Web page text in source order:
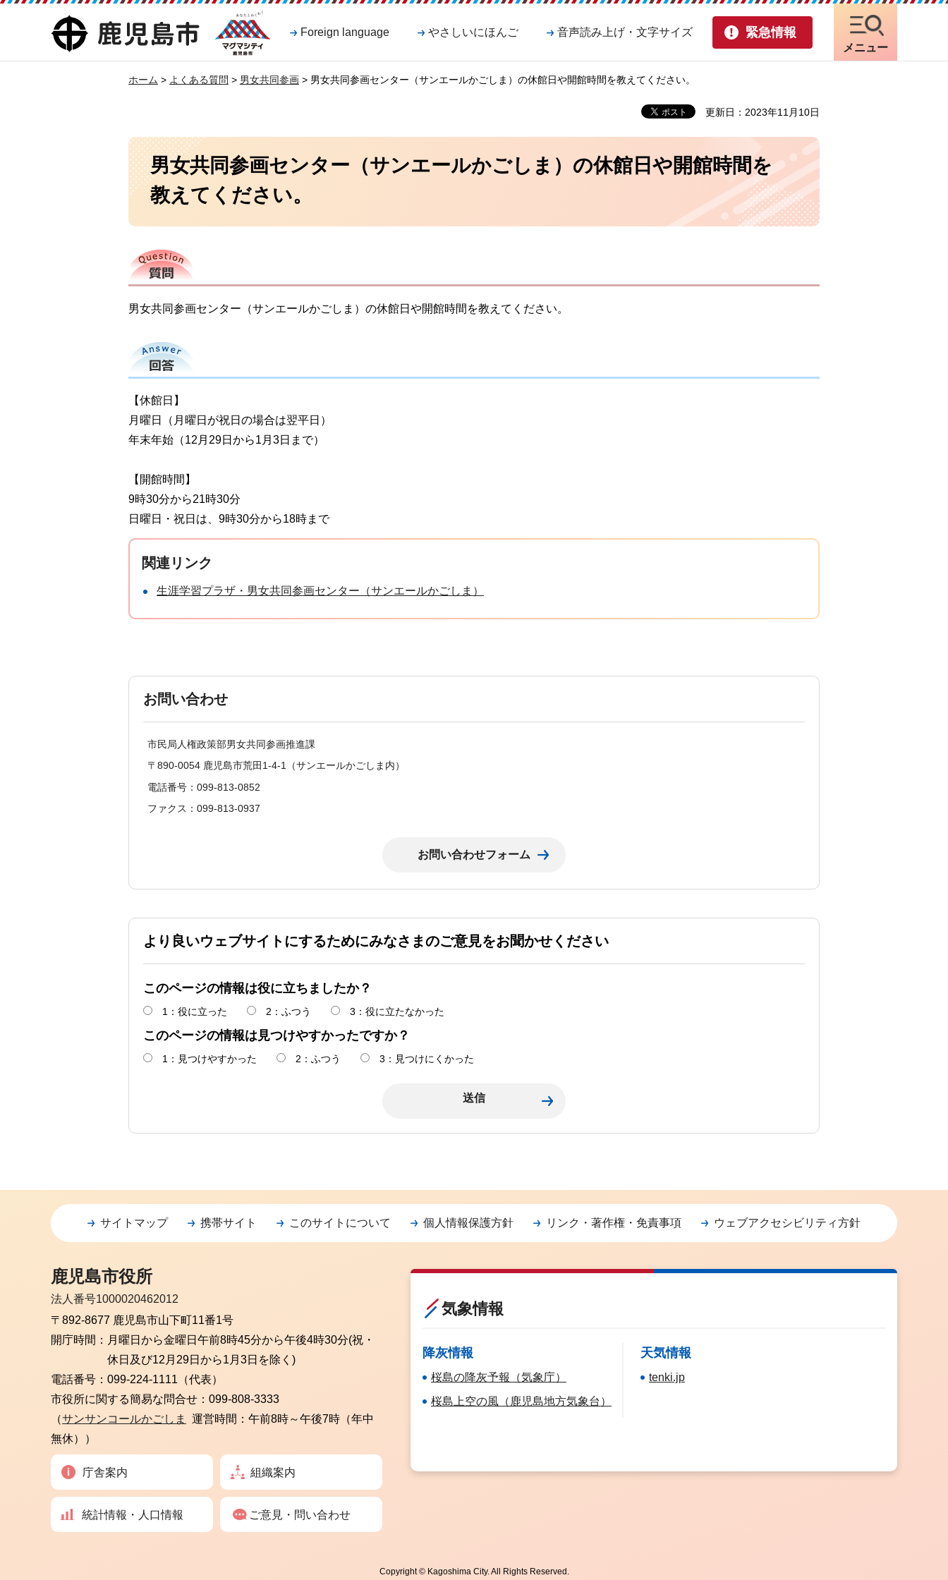
鹿児島市
マグマシティ
鹿児島市
Foreign language やさしいにほんご 音声読み上げ・文字サイズ 緊急情報
メニュー
ホーム > よくある質問 > 男女共同参画 > 男女共同参画センター（サンエールかごしま）の休館日や開館時間を教えてください。
更新日：2023年11月10日
男女共同参画センター（サンエールかごしま）の休館日や開館時間を
教えてください。
質問
男女共同参画センター（サンエールかごしま）の休館日や開館時間を教えてください。
回答
【休館日】
月曜日（月曜日が祝日の場合は翌平日）
年末年始（12月29日から1月3日まで）
【開館時間】
9時30分から21時30分
日曜日・祝日は、9時30分から18時まで
関連リンク
生涯学習プラザ・男女共同参画センター（サンエールかごしま）
お問い合わせ
市民局人権政策部男女共同参画推進課
〒890-0054 鹿児島市荒田1-4-1（サンエールかごしま内）
電話番号：099-813-0852
ファクス：099-813-0937
より良いウェブサイトにするためにみなさまのご意見をお聞かせください
このページの情報は役に立ちましたか？
1：役に立った 2：ふつう 3：役に立たなかった
このページの情報は見つけやすかったですか？
1：見つけやすかった 2：ふつう 3：見つけにくかった
サイトマップ 携帯サイト このサイトについて 個人情報保護方針 リンク・著作権・免責事項 ウェブアクセシビリティ方針
鹿児島市役所
法人番号1000020462012
〒892-8677 鹿児島市山下町11番1号
開庁時間： 月曜日から金曜日 午前8時45分から午後4時30分(祝・
休日及び12月29日から1月3日を除く)
電話番号： 099-224-1111（代表）
市役所に関する簡易な問合せ： 099-808-3333
（サンサンコールかごしま
運営時間：午前8時～午後7時（年中
無休））
庁舎案内 組織案内
統計情報・人口情報 ご意見・問い合わせ
気象情報
降灰情報
桜島の降灰予報（気象庁）
桜島上空の風（鹿児島地方気象台）
天気情報
tenki.jp
Copyright © Kagoshima City. All Rights Reserved.